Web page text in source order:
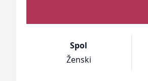
Spol
Ženski